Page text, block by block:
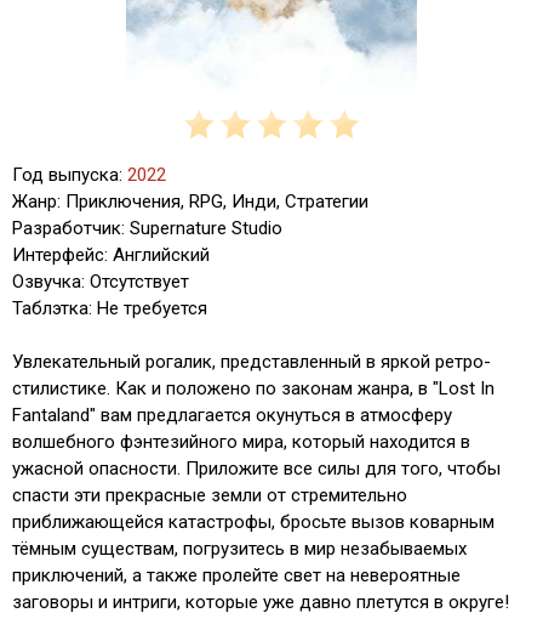
Год выпуска: 2022
Жанр: Приключения, RPG, Инди, Стратегии
Разработчик: Supernature Studio
Интерфейс: Английский
Озвучка: Отсутствует
Таблэтка: Не требуется
Увлекательный рогалик, представленный в яркой ретро-
стилистике. Как и положено по законам жанра, в "Lost In
Fantaland" вам предлагается окунуться в атмосферу
волшебного фэнтезийного мира, который находится в
ужасной опасности. Приложите все силы для того, чтобы
спасти эти прекрасные земли от стремительно
приближающейся катастрофы, бросьте вызов коварным
тёмным существам, погрузитесь в мир незабываемых
приключений, а также пролейте свет на невероятные
заговоры и интриги, которые уже давно плетутся в округе!